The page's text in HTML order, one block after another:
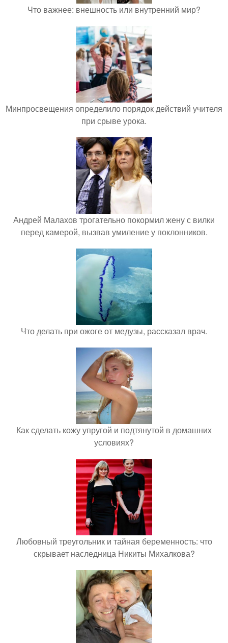
Что важнее: внешность или внутренний мир?
Минпросвещения определило порядок действий учителя
при срыве урока.
Андрей Малахов трогательно покормил жену с вилки
перед камерой, вызвав умиление у поклонников.
Что делать при ожоге от медузы, рассказал врач.
Как сделать кожу упругой и подтянутой в домашних
условиях?
Любовный треугольник и тайная беременность: что
скрывает наследница Никиты Михалкова?